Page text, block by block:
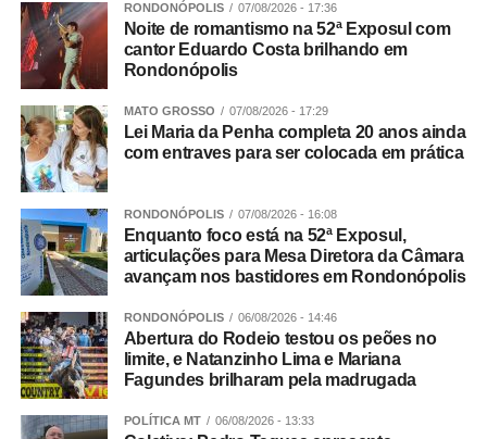
vivemos em um país que não socializa e não
ressocializa. A ressocialização das pessoas é quase
impossível. Um dia cumprindo pena em uma cadeia do
Brasil é horrível. Nós precisamos trabalhar a prevenção.
A Ultima Ratio do Sistema de Justiça {expressão em latim
que significa Último Recurso no Direito Penal} é a prisão
do agressor, mas o aumento de pena não resolve. Hoje o
feminicídio e o vicaricídio {crime em que o agressor mata
uma pessoa próxima a uma mulher, como filhos, pais ou
dependentes, no contexto de violência doméstica, com o
objetivo exclusivo de causar sofrimento eterno, punir ou
controlar a mulher} são os crimes com maiores penas,
que são de 20 a 40 anos de prisão, mas somente isso
não resolve.
E como você analisa os projetos de lei que ensinam
mulheres a se defender com lutas, aulas de tiro e até
RONDONÓPOLIS 07/08/2026 - 17:36
Noite de romantismo na 52ª Exposul com
cantor Eduardo Costa brilhando em
Rondonópolis
MATO GROSSO 07/08/2026 - 17:29
Lei Maria da Penha completa 20 anos ainda
com entraves para ser colocada em prática
RONDONÓPOLIS 07/08/2026 - 16:08
Enquanto foco está na 52ª Exposul,
articulações para Mesa Diretora da Câmara
avançam nos bastidores em Rondonópolis
RONDONÓPOLIS 06/08/2026 - 14:46
Abertura do Rodeio testou os peões no
limite, e Natanzinho Lima e Mariana
Fagundes brilharam pela madrugada
POLÍTICA MT 06/08/2026 - 13:33